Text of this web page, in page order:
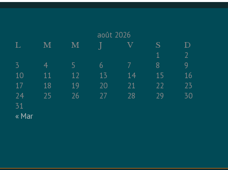
août 2026
L
M M J V S
D
1
2
3
4 5 6 7 8
9
10
11 12 13 14 15
16
17
18 19 20 21 22
23
24
25 26 27 28 29
30
31
« Mar